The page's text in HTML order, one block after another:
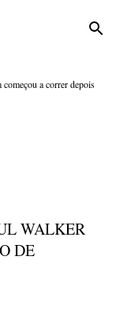
a correr depois
WALKER
DE